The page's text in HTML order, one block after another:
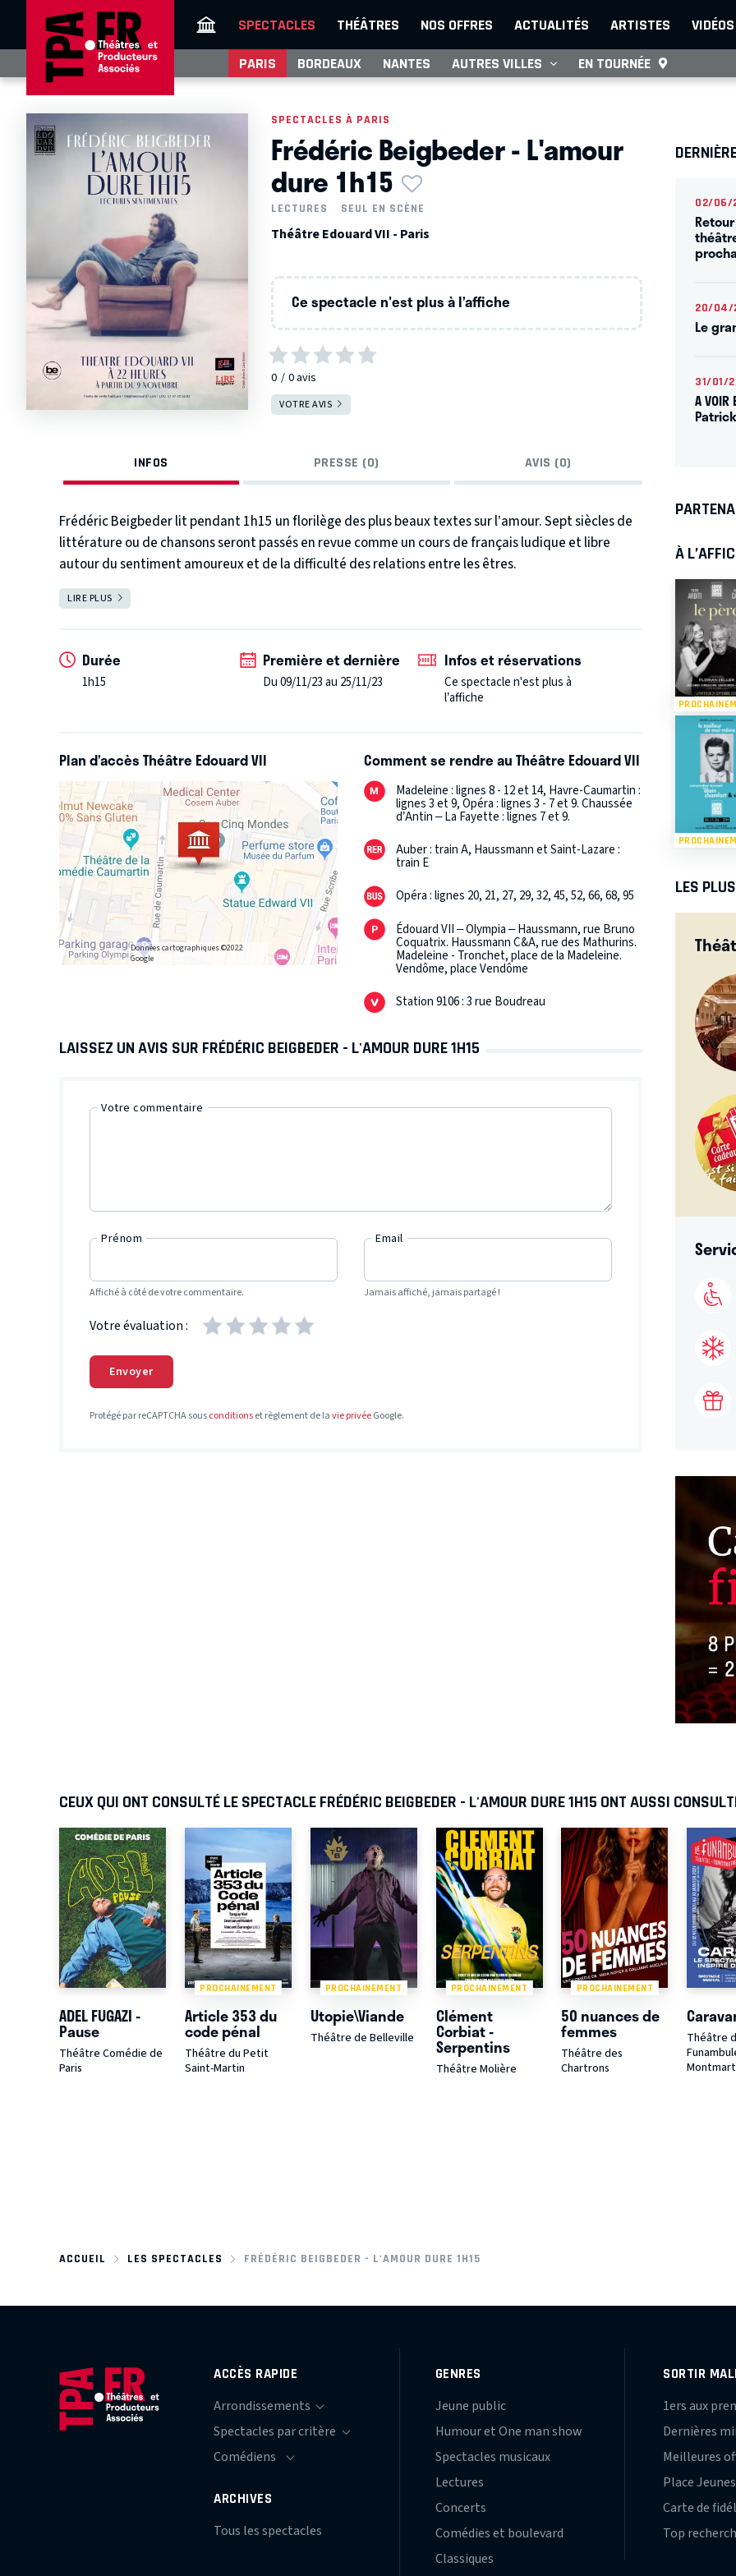
SPECTACLES THÉÂTRES NOS OFFRES ACTUALITÉS ARTISTES VIDÉOS
PARIS BORDEAUX NANTES AUTRES VILLES EN TOURNÉE
SPECTACLES À PARIS
Frédéric Beigbeder - L'amour
dure 1h15
LECTURES SEUL EN SCÈNE
Théâtre Edouard VII - Paris
Ce spectacle n'est plus à l’affiche
0 0avis
VOTRE AVIS
INFOS PRESSE (0) AVIS (0)
Frédéric Beigbeder lit pendant 1h15 un florilège des plus beaux textes sur l’amour. Sept siècles de
littérature ou de chansons seront passés en revue comme un cours de français ludique et libre
autour du sentiment amoureux et de la difficulté des relations entre les êtres.
LIRE PLUS
Durée
1h15
Première et dernière
Du 09/11/23 au 25/11/23
Infos et réservations
Ce spectacle n'est plus à
l’affiche
Plan d’accès Théâtre Edouard VII
Données cartographiques ©2022
Google
Comment se rendre au Théâtre Edouard VII
Madeleine : lignes 8 - 12 et 14, Havre-Caumartin :
lignes 3 et 9, Opéra : lignes 3 - 7 et 9. Chaussée
d’Antin – La Fayette : lignes 7 et 9.
Auber : train A, Haussmann et Saint-Lazare :
train E
Opéra : lignes 20, 21, 27, 29, 32, 45, 52, 66, 68, 95
Édouard VII – Olympia – Haussmann, rue Bruno
Coquatrix. Haussmann C&A, rue des Mathurins.
Madeleine - Tronchet, place de la Madeleine.
Vendôme, place Vendôme
Station 9106 : 3 rue Boudreau
LAISSEZ UN AVIS SUR FRÉDÉRIC BEIGBEDER - L'AMOUR DURE 1H15
Votre commentaire
Prénom
Affiché à côté de votre commentaire.
Email
Jamais affiché, jamais partagé !
Votre évaluation :
Envoyer
Protégé par reCAPTCHA sousconditionset règlement de lavie privéeGoogle.
02/06/
20/04/
Le
31/01/
A
À
LES
CEUX QUI ONT CONSULTÉ LE SPECTACLE FRÉDÉRIC BEIGBEDER - L'AMOUR DURE 1H15 ONT AUSSI
ADEL FUGAZI -
Pause
Théâtre Comédie de
Paris
PROCHAINEMENT
Article 353 du
code pénal
Théâtre du Petit
Saint-Martin
PROCHAINEMENT
Utopie\Viande
Théâtre de Belleville
PROCHAINEMENT
Clément
Corbiat -
Serpentins
Théâtre Molière
PROCHAINEMENT
50 nuances de
femmes
Théâtre des
Chartrons
Théâtre
ACCUEIL LES SPECTACLES FRÉDÉRIC BEIGBEDER - L'AMOUR DURE 1H15
ACCÈS RAPIDE
ARCHIVES
Tous les spectacles
GENRES
Jeune public
Humour et One man show
Spectacles musicaux
Lectures
Concerts
Comédies et boulevard
Classiques
SORTIR
1ers aux
Dernières
Meilleures
Place Jeunes
Carte de
Top